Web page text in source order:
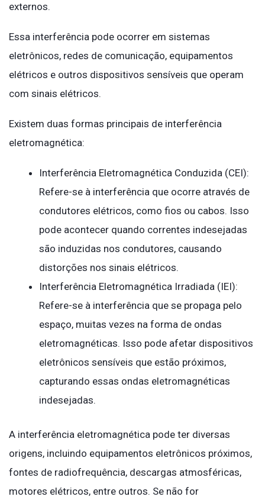
externos.
Essa interferência pode ocorrer em sistemas
eletrônicos, redes de comunicação, equipamentos
elétricos e outros dispositivos sensíveis que operam
com sinais elétricos.
Existem duas formas principais de interferência
eletromagnética:
Interferência Eletromagnética Conduzida (CEI):
Refere-se à interferência que ocorre através de
condutores elétricos, como fios ou cabos. Isso
pode acontecer quando correntes indesejadas
são induzidas nos condutores, causando
distorções nos sinais elétricos.
Interferência Eletromagnética Irradiada (IEI):
Refere-se à interferência que se propaga pelo
espaço, muitas vezes na forma de ondas
eletromagnéticas. Isso pode afetar dispositivos
eletrônicos sensíveis que estão próximos,
capturando essas ondas eletromagnéticas
indesejadas.
A interferência eletromagnética pode ter diversas
origens, incluindo equipamentos eletrônicos próximos,
fontes de radiofrequência, descargas atmosféricas,
motores elétricos, entre outros. Se não for